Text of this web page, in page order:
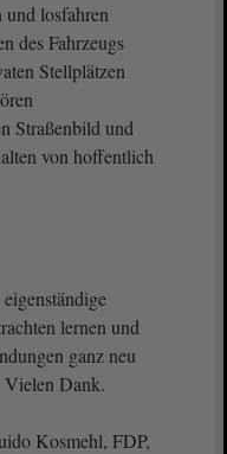
und losfahren
des Fahrzeugs
Stellplätzen
Straßenbild und
von hoffentlich
lernen und
ganz neu
Vielen Dank.
Kosmehl, FDP,